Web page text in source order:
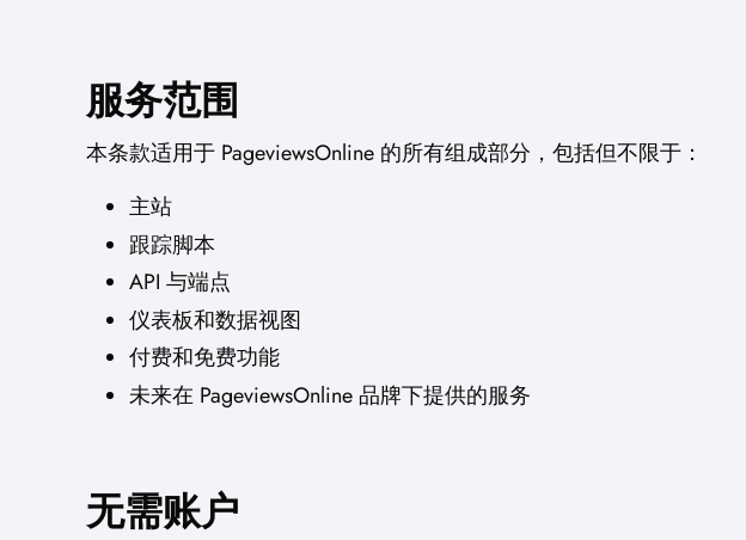
服务范围
本条款适用于 PageviewsOnline 的所有组成部分，包括但不限于：
主站
跟踪脚本
API 与端点
仪表板和数据视图
付费和免费功能
未来在 PageviewsOnline 品牌下提供的服务
无需账户